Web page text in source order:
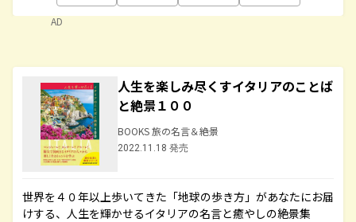
AD
人生を楽しみ尽くすイタリアのことば
と絶景１００
BOOKS 旅の名言＆絶景
2022.11.18 発売
世界を４０年以上歩いてきた「地球の歩き方」があなたにお届
けする、人生を輝かせるイタリアの名言と癒やしの絶景集